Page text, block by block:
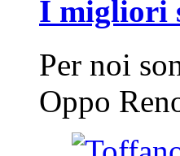
I migliori
Per noi
Oppo